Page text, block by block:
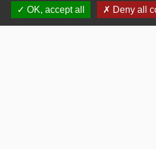
OK, accept all
Deny all